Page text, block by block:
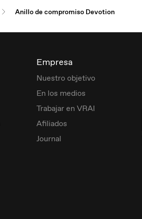
Anillo de compromiso Devotion
Empresa
Nuestro objetivo
En los medios
Trabajar en VRAI
Afiliados
Journal